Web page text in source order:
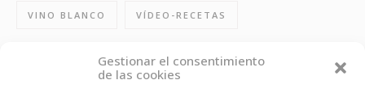
Gestionar el consentimiento
de las cookies
VINO BLANCO VÍDEO-RECETAS
FOLLOW US